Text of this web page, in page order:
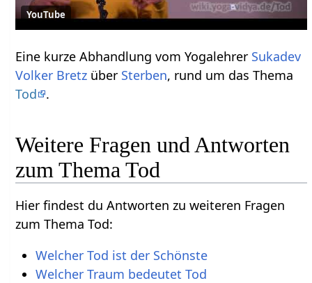
YouTube
Eine kurze Abhandlung vom Yogalehrer Sukadev
Volker Bretz über Sterben, rund um das Thema
Tod
.
Weitere Fragen und Antworten
zum Thema Tod
Hier findest du Antworten zu weiteren Fragen
zum Thema Tod:
Welcher Tod ist der Schönste
Welcher Traum bedeutet Tod